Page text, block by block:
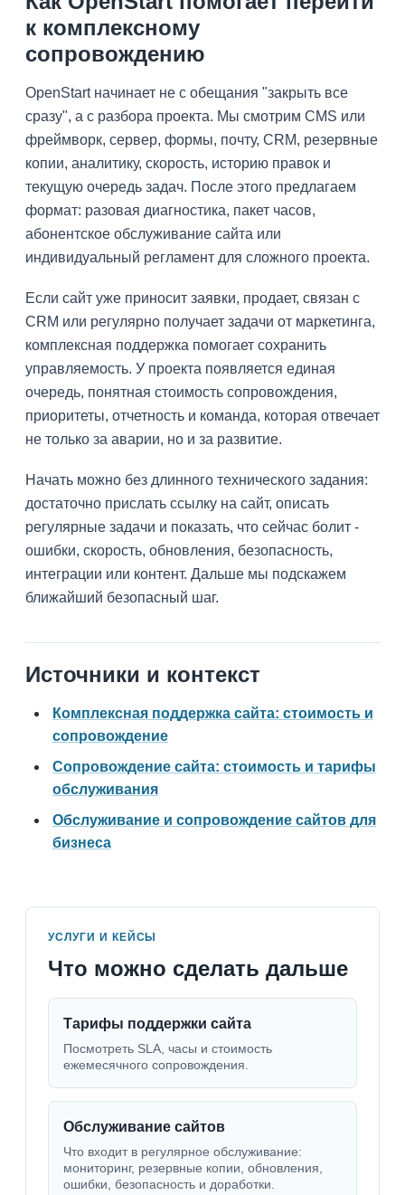
к комплексному
сопровождению
OpenStart начинает не с обещания "закрыть все
сразу", а с разбора проекта. Мы смотрим CMS или
фреймворк, сервер, формы, почту, CRM, резервные
копии, аналитику, скорость, историю правок и
текущую очередь задач. После этого предлагаем
формат: разовая диагностика, пакет часов,
абонентское обслуживание сайта или
индивидуальный регламент для сложного проекта.
Если сайт уже приносит заявки, продает, связан с
CRM или регулярно получает задачи от маркетинга,
комплексная поддержка помогает сохранить
управляемость. У проекта появляется единая
очередь, понятная стоимость сопровождения,
приоритеты, отчетность и команда, которая отвечает
не только за аварии, но и за развитие.
Начать можно без длинного технического задания:
достаточно прислать ссылку на сайт, описать
регулярные задачи и показать, что сейчас болит -
ошибки, скорость, обновления, безопасность,
интеграции или контент. Дальше мы подскажем
ближайший безопасный шаг.
Источники и контекст
Комплексная поддержка сайта: стоимость и
сопровождение
Сопровождение сайта: стоимость и тарифы
обслуживания
Обслуживание и сопровождение сайтов для
бизнеса
УСЛУГИ И КЕЙСЫ
Что можно сделать дальше
Тарифы поддержки сайта
Посмотреть SLA, часы и стоимость
ежемесячного сопровождения.
Обслуживание сайтов
Что входит в регулярное обслуживание:
мониторинг, резервные копии, обновления,
ошибки, безопасность и доработки.